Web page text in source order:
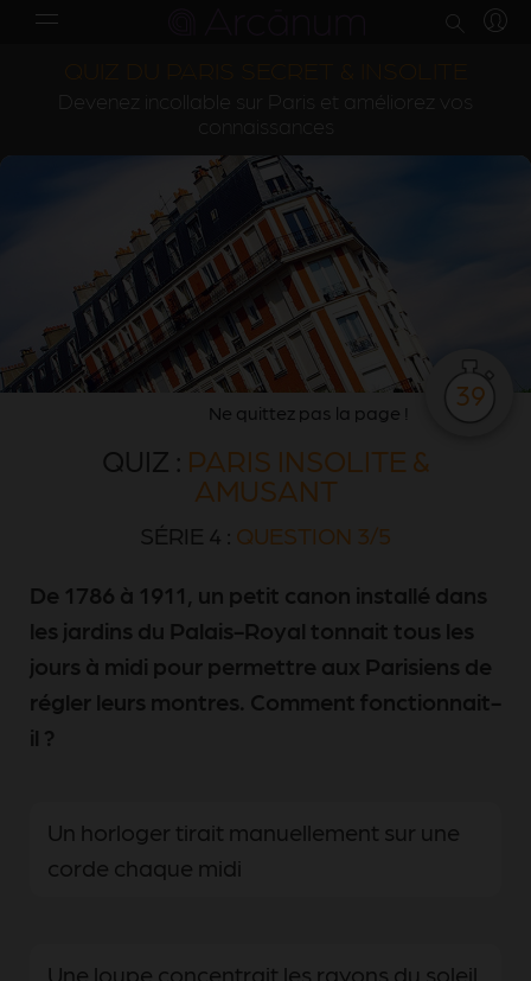
QUIZ DU PARIS SECRET & INSOLITE
Devenez incollable sur Paris et améliorez vos
connaissances
Ne quittez pas la page !
39
QUIZ : PARIS INSOLITE &
AMUSANT
SÉRIE 4 : QUESTION 3/5
De 1786 à 1911, un petit canon installé dans
les jardins du Palais-Royal tonnait tous les
jours à midi pour permettre aux Parisiens de
régler leurs montres. Comment fonctionnait-
il ?
Un horloger tirait manuellement sur une
corde chaque midi
Une loupe concentrait les rayons du soleil